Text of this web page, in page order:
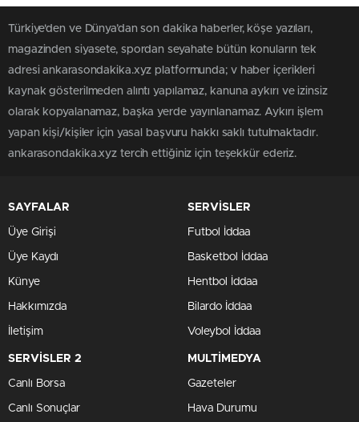
Türkiye'den ve Dünya’dan son dakika haberler, köşe yazıları,
magazinden siyasete, spordan seyahate bütün konuların tek
adresi ankarasondakika.xyz platformunda; v haber içerikleri
kaynak gösterilmeden alıntı yapılamaz, kanuna aykırı ve izinsiz
olarak kopyalanamaz, başka yerde yayınlanamaz. Aykırı işlem
yapan kişi/kişiler için yasal başvuru hakkı saklı tutulmaktadır.
ankarasondakika.xyz tercih ettiğiniz için teşekkür ederiz.
SAYFALAR
Üye Girişi
Üye Kaydı
Künye
Hakkımızda
İletişim
SERVİSLER
Futbol İddaa
Basketbol İddaa
Hentbol İddaa
Bilardo İddaa
Voleybol İddaa
SERVİSLER 2
Canlı Borsa
Canlı Sonuçlar
MULTİMEDYA
Gazeteler
Hava Durumu